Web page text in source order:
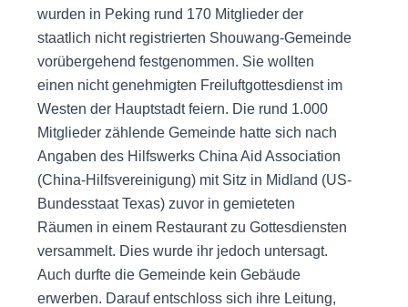
wurden in Peking rund 170 Mitglieder der
staatlich nicht registrierten Shouwang-Gemeinde
vorübergehend festgenommen. Sie wollten
einen nicht genehmigten Freiluftgottesdienst im
Westen der Hauptstadt feiern. Die rund 1.000
Mitglieder zählende Gemeinde hatte sich nach
Angaben des Hilfswerks China Aid Association
(China-Hilfsvereinigung) mit Sitz in Midland (US-
Bundesstaat Texas) zuvor in gemieteten
Räumen in einem Restaurant zu Gottesdiensten
versammelt. Dies wurde ihr jedoch untersagt.
Auch durfte die Gemeinde kein Gebäude
erwerben. Darauf entschloss sich ihre Leitung,